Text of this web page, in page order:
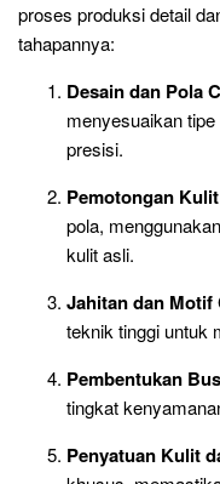
proses produksi detail
tahapannya:
Desain dan Pola
menyesuaikan
presisi.
Pemotongan
pola,
kulit asli.
Jahitan dan Motif
teknik tinggi untuk
Pembentukan
tingkat
Penyatuan Kulit